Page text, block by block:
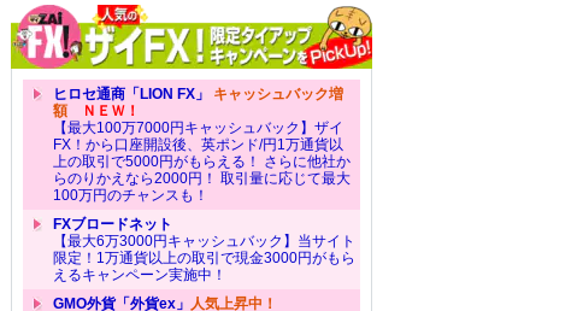
ヒロセ通商「LION FX」 キャッシュバック増
額ＮＥＷ！
【最大100万7000円キャッシュバック】ザイ
FX！から口座開設後、英ポンド/円1万通貨以
上の取引で5000円がもらえる！ さらに他社か
らのりかえなら2000円！ 取引量に応じて最大
100万円のチャンスも！
FXブロードネット
【最大6万3000円キャッシュバック】当サイト
限定！1万通貨以上の取引で現金3000円がもら
えるキャンペーン実施中！
GMO外貨「外貨ex」 人気上昇中！